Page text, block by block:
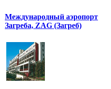
Международный аэропорт
Загреба, ZAG (Загреб)